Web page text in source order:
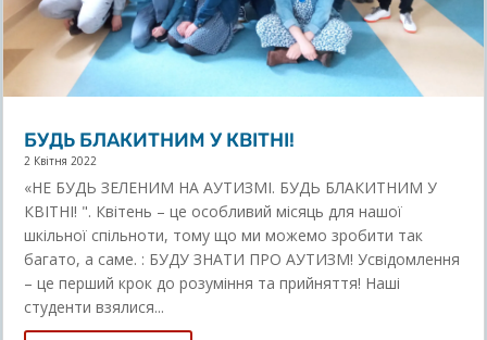
БУДЬ БЛАКИТНИМ У КВІТНІ!
2 Квітня 2022
«НЕ БУДЬ ЗЕЛЕНИМ НА АУТИЗМІ. БУДЬ БЛАКИТНИМ У
КВІТНІ! ". Квітень – це особливий місяць для нашої
шкільної спільноти, тому що ми можемо зробити так
багато, а саме. : БУДУ ЗНАТИ ПРО АУТИЗМ! Усвідомлення
– це перший крок до розуміння та прийняття! Наші
студенти взялися...